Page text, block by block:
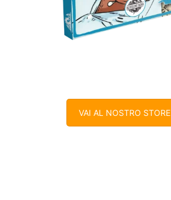
VAI AL NOSTRO STORE